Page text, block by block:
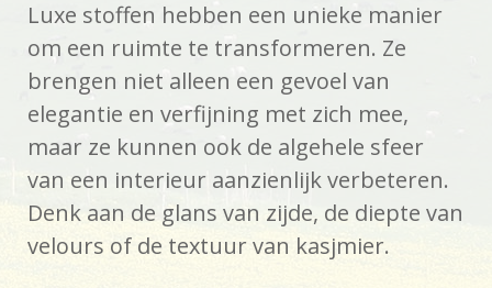
Luxe stoffen hebben een unieke manier
om een ruimte te transformeren. Ze
brengen niet alleen een gevoel van
elegantie en verfijning met zich mee,
maar ze kunnen ook de algehele sfeer
van een interieur aanzienlijk verbeteren.
Denk aan de glans van zijde, de diepte van
velours of de textuur van kasjmier.